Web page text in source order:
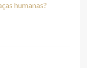
humanas?